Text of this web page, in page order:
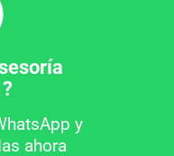
y
ahora